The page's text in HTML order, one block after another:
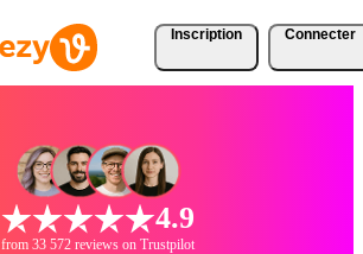
Inscription Connecter
4.9
from 33 572 reviews on Trustpilot